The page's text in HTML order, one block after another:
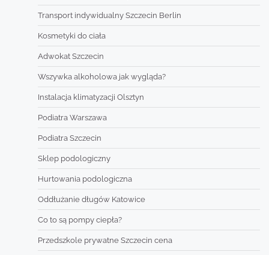
Transport indywidualny Szczecin Berlin
Kosmetyki do ciała
Adwokat Szczecin
Wszywka alkoholowa jak wygląda?
Instalacja klimatyzacji Olsztyn
Podiatra Warszawa
Podiatra Szczecin
Sklep podologiczny
Hurtowania podologiczna
Oddłużanie długów Katowice
Co to są pompy ciepła?
Przedszkole prywatne Szczecin cena